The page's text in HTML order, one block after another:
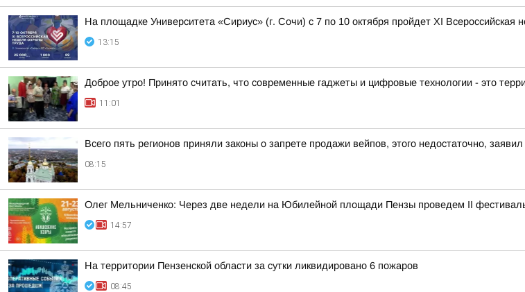
На площадке Университета «Сириус» (г. Сочи) с 7 по 10 октября пройдет XI Всероссийская
13:15
Доброе утро! Принято считать, что современные гаджеты и цифровые технологии - это
11:01
Всего пять регионов приняли законы о запрете продажи вейпов, этого недостаточно,
08:15
Олег Мельниченко: Через две недели на Юбилейной площади Пензы проведем II
14:57
На территории Пензенской области за сутки ликвидировано 6 пожаров
08:45